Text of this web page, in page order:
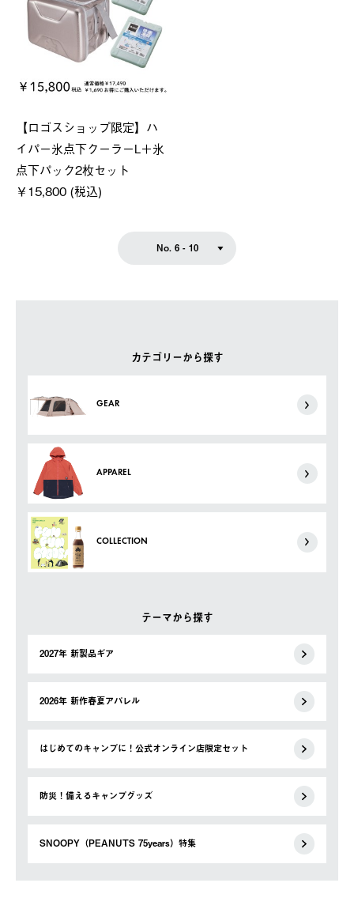
カテゴリーから探す
GEAR
APPAREL
COLLECTION
テーマから探す
2027年 新製品ギア
2026年 新作春夏アパレル
はじめてのキャンプに！公式オンライン店限定セット
防災！備えるキャンプグッズ
SNOOPY（PEANUTS 75years）特集
【ロゴスショップ限定】ハ
イパー氷点下クーラーL＋氷
点下パック2枚セット
￥15,800 (税込)
No. 6 - 10